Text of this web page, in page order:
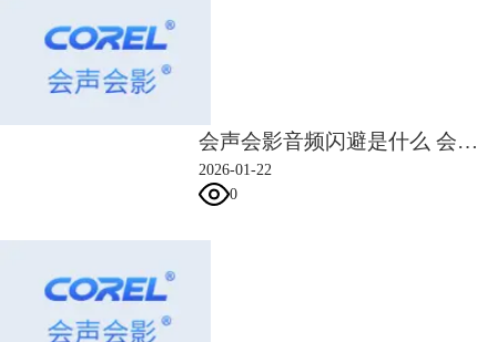
图5：降低选中区间音量制作渐变效果
5、会声会影允许我们为音频添加多个控制点位，从而打造出更加复杂的
图6：制作更加复杂的起伏渐变效果
会声会影音频闪避是什么 会声会影音频闪避背景音乐自动淡入方法
2026-01-22
0